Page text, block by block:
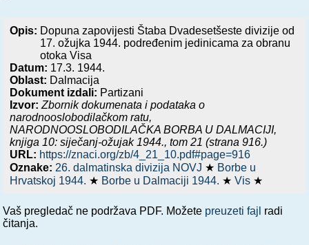
Opis: Dopuna zapovijesti Štaba Dvadesetšeste divizije od
17. ožujka 1944. podređenim jedinicama za obranu
otoka Visa
Datum: 17.3. 1944.
Oblast: Dalmacija
Dokument izdali: Partizani
Izvor: Zbornik dokumenata i podataka o
narodnooslobodilačkom ratu,
NARODNOOSLOBODILAČKA BORBA U DALMACIJI,
knjiga 10: siječanj-ožujak 1944., tom 21 (strana 916.)
URL: https://znaci.org/zb/4_21_10.pdf#page=916
Oznake: 26. dalmatinska divizija NOVJ ★ Borbe u
Hrvatskoj 1944. ★ Borbe u Dalmaciji 1944. ★Vis ★
Vaš pregledač ne podržava PDF. Možete preuzeti fajl radi
čitanja.